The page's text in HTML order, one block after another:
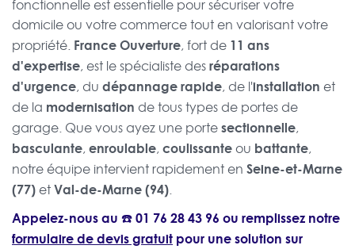
fonctionnelle est essentielle pour sécuriser votre
domicile ou votre commerce tout en valorisant votre
propriété. France Ouverture, fort de 11 ans
d'expertise, est le spécialiste desréparations
d'urgence, du dépannage rapide, de l'installation et
de la modernisation de tous types de portes de
garage. Que vous ayez une portesectionnelle,
basculante, enroulable, coulissanteou battante,
notre équipe intervient rapidement en Seine-et-Marne
(77) etVal-de-Marne (94).
Appelez-nous au ☎️01 76 28 43 96 ou remplissez notre
formulaire de devis gratuit pour une solution sur